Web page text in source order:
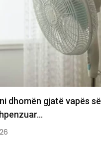
dhomën gjatë vapës së